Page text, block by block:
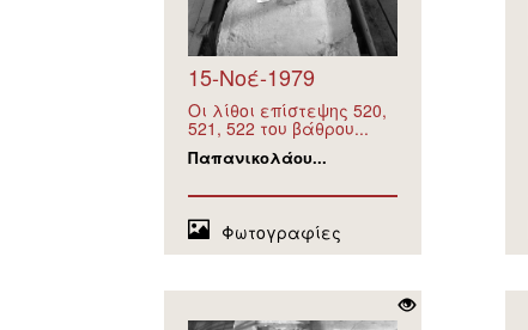
15-Νοέ-1979
Οι λίθοι επίστεψης 520,
521, 522 του βάθρου...
Παπανικολάου...
Φωτογραφίες